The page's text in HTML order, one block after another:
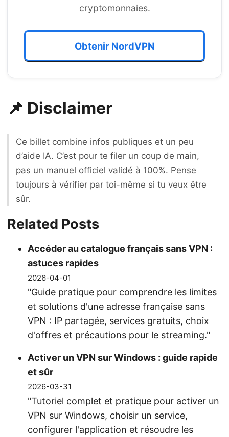
cryptomonnaies.
Obtenir NordVPN
📌 Disclaimer
Ce billet combine infos publiques et un peu
d’aide IA. C’est pour te filer un coup de main,
pas un manuel officiel validé à 100%. Pense
toujours à vérifier par toi-même si tu veux être
sûr.
Related Posts
Accéder au catalogue français sans VPN :
astuces rapides
2026-04-01
"Guide pratique pour comprendre les limites
et solutions d'une adresse française sans
VPN : IP partagée, services gratuits, choix
d'offres et précautions pour le streaming."
Activer un VPN sur Windows : guide rapide
et sûr
2026-03-31
"Tutoriel complet et pratique pour activer un
VPN sur Windows, choisir un service,
configurer l'application et résoudre les